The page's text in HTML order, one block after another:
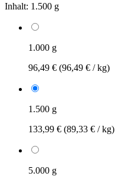
Inhalt: 1.500 g
1.000 g
96,49 € (96,49 € / kg)
1.500 g
133,99 € (89,33 € / kg)
5.000 g